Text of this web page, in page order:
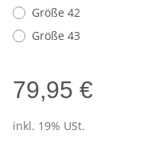
Größe 42
Größe 43
79,95 €
inkl. 19% USt.